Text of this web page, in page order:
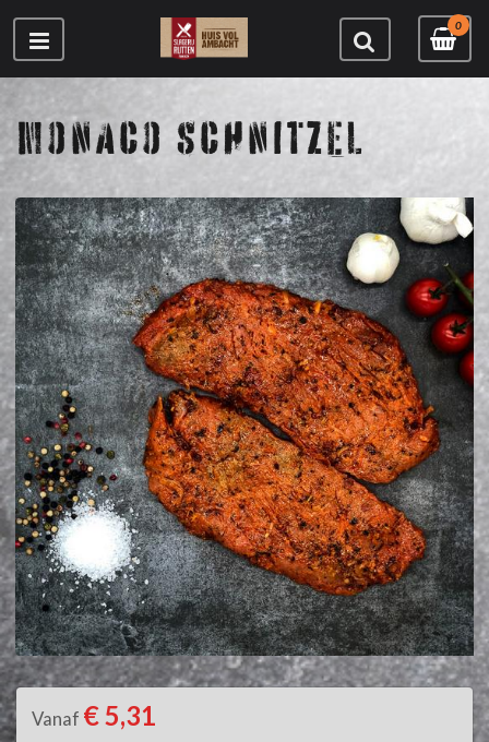
0
MONACO SCHNITZEL
Vanaf € 5,31